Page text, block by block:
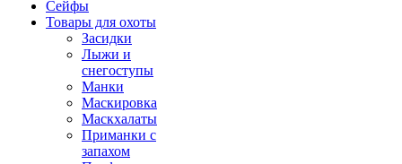
Сейфы
Товары для охоты
Засидки
Лыжи и
снегоступы
Манки
Маскировка
Маскхалаты
Приманки с
запахом